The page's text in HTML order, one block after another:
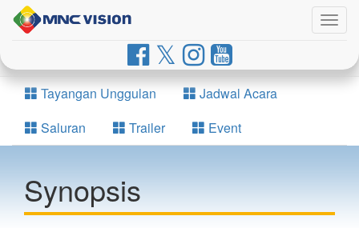
Tayangan Unggulan
Jadwal Acara
Saluran
Trailer Event
Synopsis